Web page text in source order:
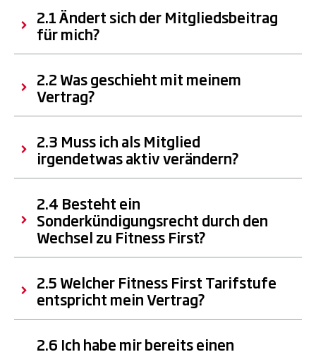
2.1 Ändert sich der Mitgliedsbeitrag
für mich?
2.2 Was geschieht mit meinem
Vertrag?
2.3 Muss ich als Mitglied
irgendetwas aktiv verändern?
2.4 Besteht ein
Sonderkündigungsrecht durch den
Wechsel zu Fitness First?
2.5 Welcher Fitness First Tarifstufe
entspricht mein Vertrag?
2.6 Ich habe mir bereits einen